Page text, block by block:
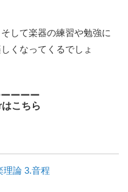
して楽器の練習や勉強に
くなってくるでしょ
ーーー
こちら
理論 3.音程